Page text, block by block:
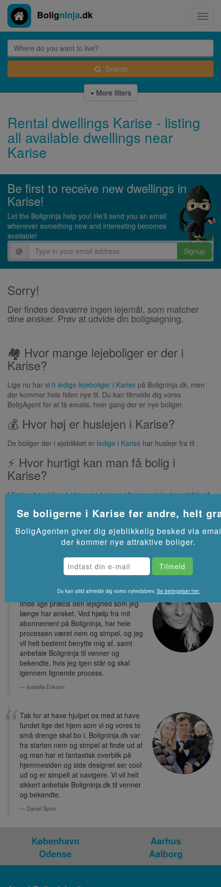
Boligninja.dk
Search
More filters
Rental dwellings Karise - listing
all available dwellings near
Karise
Be first to receive new dwellings in
Karise!
Let the Boligninja help you! He'll send you an email
whenever something new and interesting becomes
available!
@
Signup
Sorry!
Der findes desværre ingen lejemål, som matcher
dine ønsker. Prøv at udvide din boligsøgning.
🏘 Hvor mange lejeboliger er der i
Karise?
Lige nu har vi 0 ledige lejeboliger i Karise på Boligninja.dk, men
der kommer hele tiden nye til. Du kan tilmelde dig vores
BoligAgent for at få emails, hver gang der er nye boliger.
💰 Hvor høj er huslejen i Karise?
De boliger der i øjeblikket er ledige i Karise har husleje fra til .
⚡ Hvor hurtigt kan man få bolig i
Karise?
I Karise har vi kunboliger med ingen eller meget kort ventetid, så
måneder.
Tak for at have hjulpet mig med, at
finde lige præcis den lejlighed som jeg
længe har ønsket. Ved hjælp fra mit
abonnement på Boligninja, har hele
processen været nem og simpel, og jeg
vil helt bestemt benytte mig af, samt
anbefale Boligninja til venner og
bekendte, hvis jeg igen står og skal
igennem lignende process.
Isabella Eriksen
Tak for at have hjulpet os med at have
fundet lige det hjem som vi og vores to
små drenge skal bo i. Boligninja.dk var
fra starten nem og simpel at finde ud af
og man har et fantastisk overblik på
hjemmesiden og side designet ser cool
ud og er simpelt at navigere. Vi vil helt
sikkert anbefale Boligninja.dk til venner
og bekendte.
Daniel Spirin
København
Aarhus
Odense
Aalborg
Se boligerne i Karise før andre, helt
BoligAgenten giver dig øjeblikkelig besked via
der kommer nye attraktive boliger.
Du kan altid afmelde dig vores nyhedsbrev. Se betingelser her.